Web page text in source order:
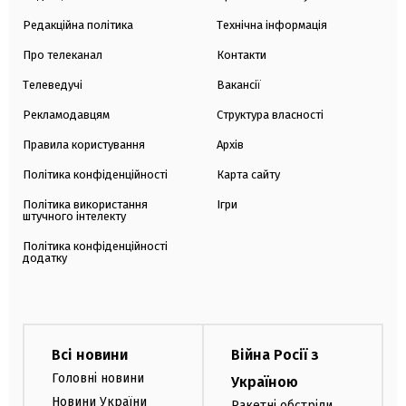
Редакційна політика
Про телеканал
Телеведучі
Рекламодавцям
Правила користування
Політика конфіденційності
Політика використання
штучного інтелекту
Політика конфіденційності
додатку
Технічна інформація
Контакти
Вакансії
Структура власності
Архів
Карта сайту
Ігри
Всі новини
Головні новини
Новини України
Війна Росії з
Україною